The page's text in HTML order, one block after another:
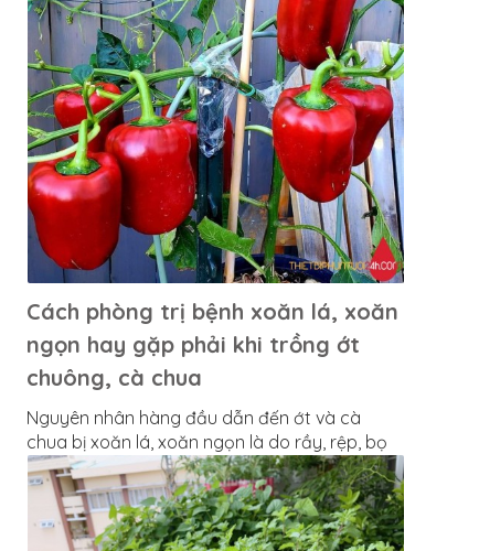
Cách phòng trị bệnh xoăn lá, xoăn
ngọn hay gặp phải khi trồng ớt
chuông, cà chua
Nguyên nhân hàng đầu dẫn đến ớt và cà
chua bị xoăn lá, xoăn ngọn là do rầy, rệp, bọ
trĩ tấn công để tránh TH cây bị tái nhiễm bệnh
khi m thấy có xuất hiện rầy, rệp cần tiêu diệt
ngay.